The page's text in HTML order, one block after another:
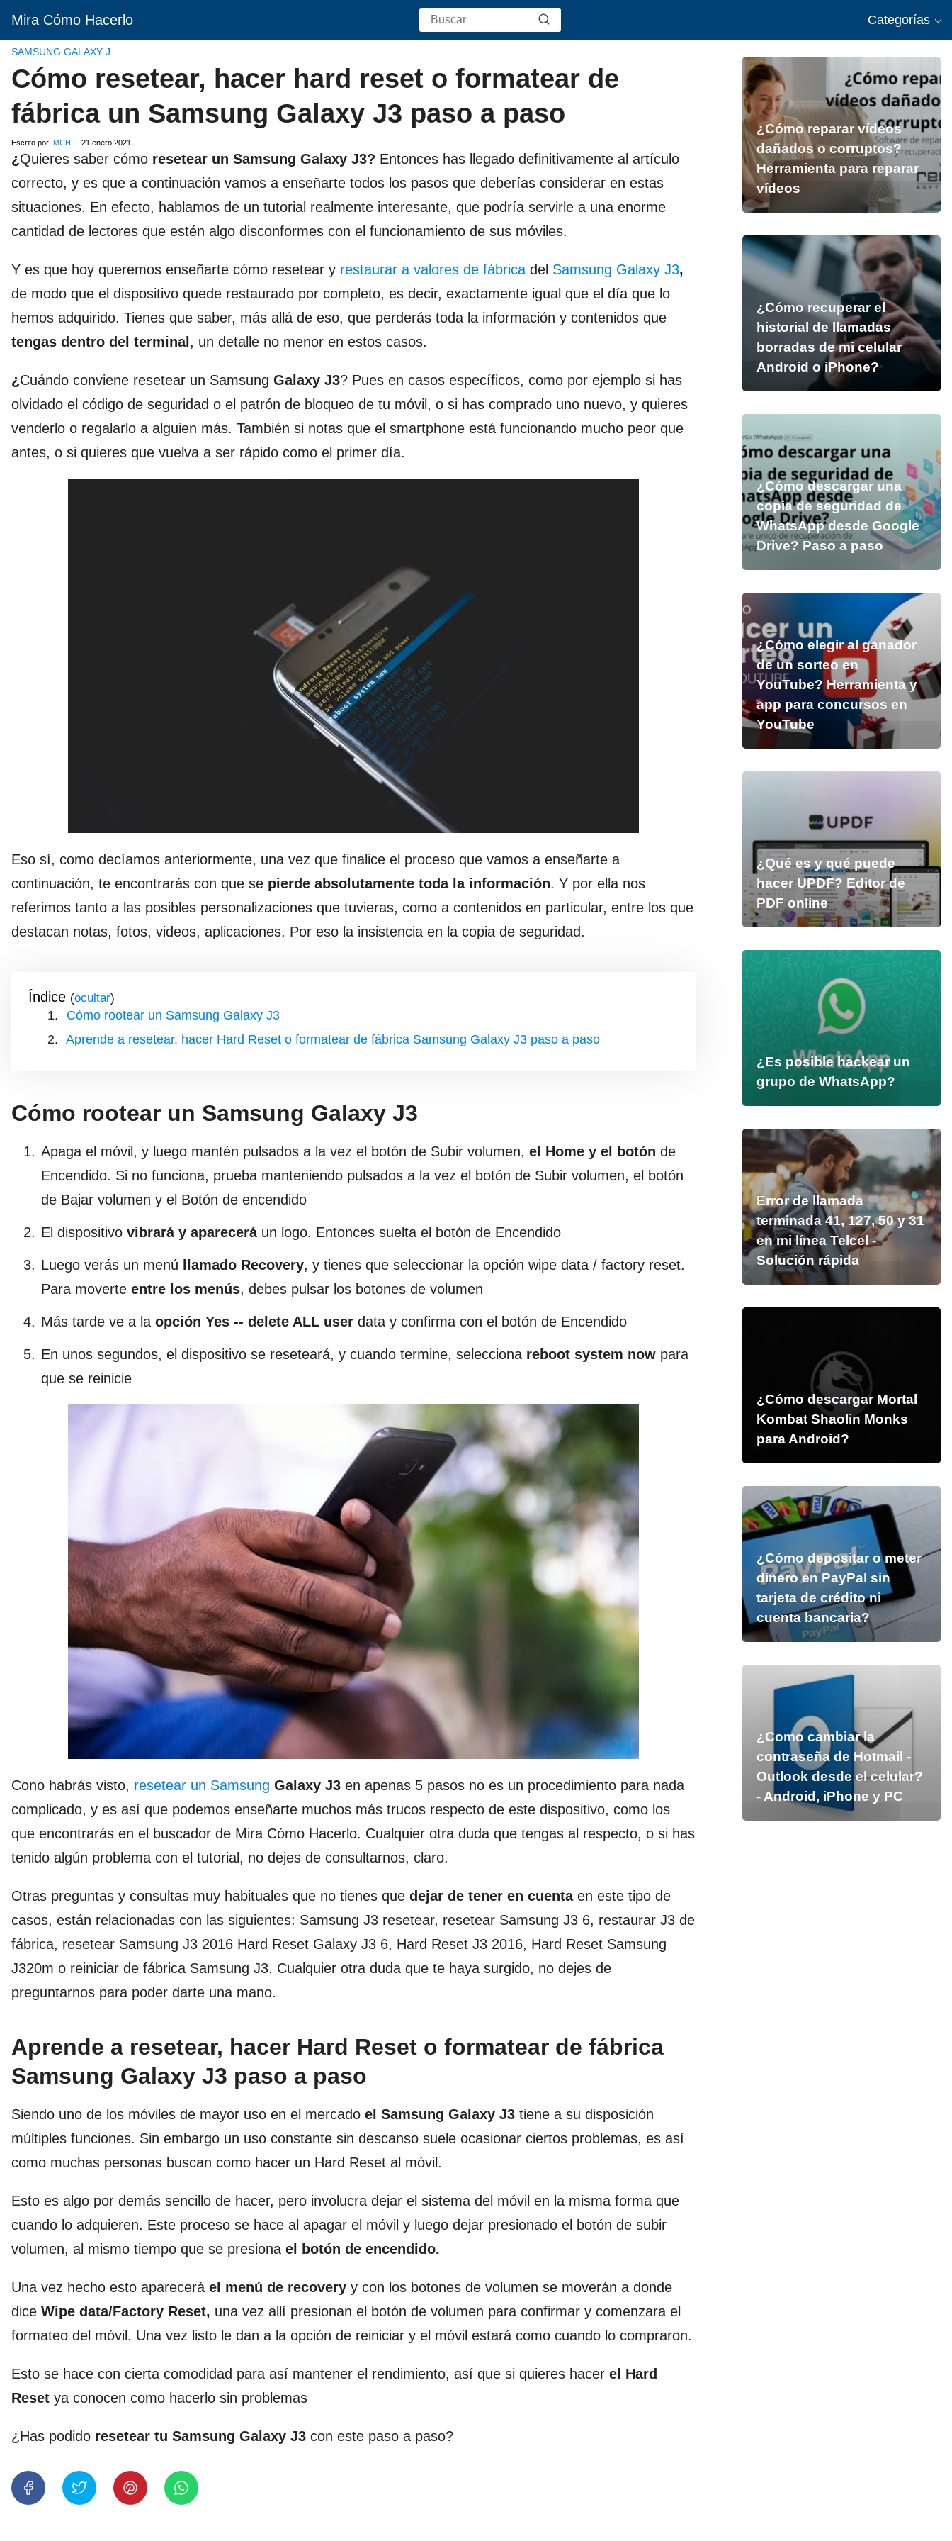
Mira Cómo Hacerlo Categorías
SAMSUNG GALAXY J
Cómo resetear, hacer hard reset o formatear de
fábrica un Samsung Galaxy J3 paso a paso
Escrito por: MCH 21 enero 2021
¿ Quieres saber cómo resetear un Samsung Galaxy J3? Entonces has llegado definitivamente al artículo
correcto, y es que a continuación vamos a enseñarte todos los pasos que deberías considerar en estas
situaciones. En efecto, hablamos de un tutorial realmente interesante, que podría servirle a una enorme
cantidad de lectores que estén algo disconformes con el funcionamiento de sus móviles.
Y es que hoy queremos enseñarte cómo resetear y restaurar a valores de fábrica del Samsung Galaxy J3,
de modo que el dispositivo quede restaurado por completo, es decir, exactamente igual que el día que lo
hemos adquirido. Tienes que saber, más allá de eso, que perderás toda la información y contenidos que
tengas dentro del terminal , un detalle no menor en estos casos.
¿ Cuándo conviene resetear un Samsung Galaxy J3? Pues en casos específicos, como por ejemplo si has
olvidado el código de seguridad o el patrón de bloqueo de tu móvil, o si has comprado uno nuevo, y quieres
venderlo o regalarlo a alguien más. También si notas que el smartphone está funcionando mucho peor que
antes, o si quieres que vuelva a ser rápido como el primer día.
Eso sí, como decíamos anteriormente, una vez que finalice el proceso que vamos a enseñarte a
continuación, te encontrarás con que se pierde absolutamente toda la información. Y por ella nos
referimos tanto a las posibles personalizaciones que tuvieras, como a contenidos en particular, entre los que
destacan notas, fotos, videos, aplicaciones. Por eso la insistencia en la copia de seguridad.
Índice ( )
Cómo rootear un Samsung Galaxy J3
Aprende a resetear, hacer Hard Reset o formatear de fábrica Samsung Galaxy J3 paso a paso
Cómo rootear un Samsung Galaxy J3
Apaga el móvil, y luego mantén pulsados a la vez el botón de Subir volumen, el Home y el botón de
Encendido. Si no funciona, prueba manteniendo pulsados a la vez el botón de Subir volumen, el botón
de Bajar volumen y el Botón de encendido
El dispositivo vibrará y apareceráun logo. Entonces suelta el botón de Encendido
Luego verás un menú llamado Recovery, y tienes que seleccionar la opción wipe data / factory reset.
Para moverte entre los menús, debes pulsar los botones de volumen
Más tarde ve a la opción Yes -- delete ALL user data y confirma con el botón de Encendido
En unos segundos, el dispositivo se reseteará, y cuando termine, selecciona reboot system now para
que se reinicie
Cono habrás visto, resetear un Samsung Galaxy J3 en apenas 5 pasos no es un procedimiento para nada
complicado, y es así que podemos enseñarte muchos más trucos respecto de este dispositivo, como los
que encontrarás en el buscador de Mira Cómo Hacerlo. Cualquier otra duda que tengas al respecto, o si has
tenido algún problema con el tutorial, no dejes de consultarnos, claro.
Otras preguntas y consultas muy habituales que no tienes que dejar de tener en cuentaen este tipo de
casos, están relacionadas con las siguientes: Samsung J3 resetear, resetear Samsung J3 6, restaurar J3 de
fábrica, resetear Samsung J3 2016 Hard Reset Galaxy J3 6, Hard Reset J3 2016, Hard Reset Samsung
J320m o reiniciar de fábrica Samsung J3. Cualquier otra duda que te haya surgido, no dejes de
preguntarnos para poder darte una mano.
Aprende a resetear, hacer Hard Reset o formatear de fábrica
Samsung Galaxy J3 paso a paso
Siendo uno de los móviles de mayor uso en el mercado el Samsung Galaxy J3 tiene a su disposición
múltiples funciones. Sin embargo un uso constante sin descanso suele ocasionar ciertos problemas, es así
como muchas personas buscan como hacer un Hard Reset al móvil.
Esto es algo por demás sencillo de hacer, pero involucra dejar el sistema del móvil en la misma forma que
cuando lo adquieren. Este proceso se hace al apagar el móvil y luego dejar presionado el botón de subir
volumen, al mismo tiempo que se presiona el botón de encendido.
Una vez hecho esto aparecerá el menú de recovery y con los botones de volumen se moverán a donde
dice Wipe data/Factory Reset, una vez allí presionan el botón de volumen para confirmar y comenzara el
formateo del móvil. Una vez listo le dan a la opción de reiniciar y el móvil estará como cuando lo compraron.
Esto se hace con cierta comodidad para así mantener el rendimiento, así que si quieres hacer el Hard
Reset ya conocen como hacerlo sin problemas
¿Has podido resetear tu Samsung Galaxy J3 con este paso a paso?
¿Cómo reparar vídeos
dañados o corruptos?
Herramienta para reparar
vídeos
¿Cómo recuperar el
historial de llamadas
borradas de mi celular
Android o iPhone?
¿Cómo descargar una
copia de seguridad de
WhatsApp desde Google
Drive? Paso a paso
¿Cómo elegir al ganador
de un sorteo en
YouTube? Herramienta y
app para concursos en
YouTube
¿Qué es y qué puede
hacer UPDF? Editor de
PDF online
¿Es posible hackear un
grupo de WhatsApp?
Error de llamada
terminada 41, 127, 50 y 31
en mi línea Telcel -
Solución rápida
¿Cómo descargar Mortal
Kombat Shaolin Monks
para Android?
¿Cómo depositar o meter
dinero en PayPal sin
tarjeta de crédito ni
cuenta bancaria?
¿Como cambiar la
contraseña de Hotmail -
Outlook desde el celular?
- Android, iPhone y PC